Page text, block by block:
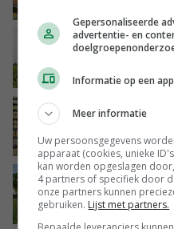
Adri den
stimuleren
19-11-2021
Neerlands
10-11-2021
HAK
PlanetProof
07-09-2021
Gepersonaliseerde
advertentie- en
Informatie op een
Meer informatie
Uw persoonsgegevens
apparaat (cookies, unieke
kan worden opgeslagen
4 partners of specifiek door
onze partners kunnen
gebruiken. Lijst met partners.